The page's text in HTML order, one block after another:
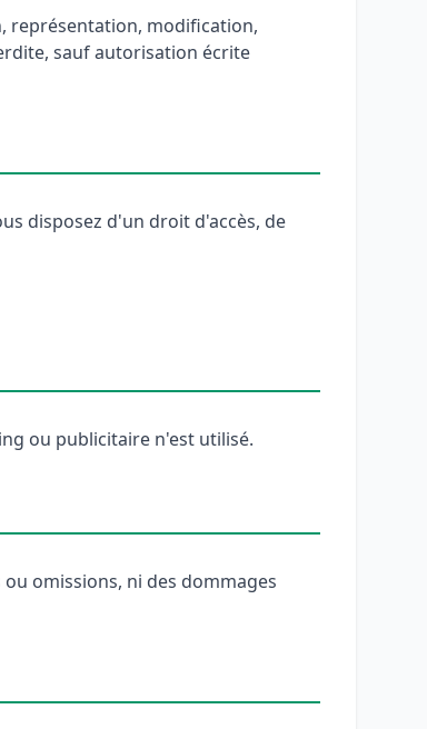
représentation, modification,
sauf autorisation écrite
disposez d'un droit d'accès, de
ou publicitaire n'est utilisé.
omissions, ni des dommages